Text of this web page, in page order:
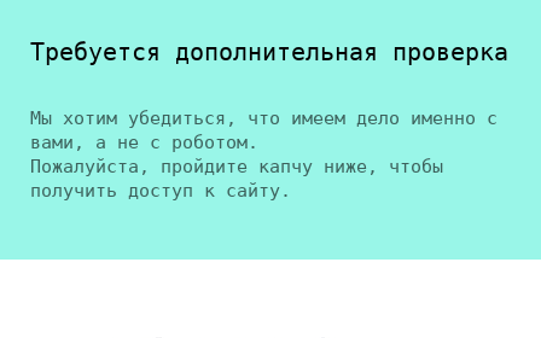
Требуется дополнительная проверка
Мы хотим убедиться, что имеем дело именно с
вами, а не с роботом.
Пожалуйста, пройдите капчу ниже, чтобы
получить доступ к сайту.